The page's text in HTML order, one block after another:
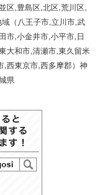
区,豊島区,北区,荒川区,
（八王子市,立川市,武
市,小金井市,小平市,日
大和市,清瀬市,東久留米
,西東京市,西多摩郡）神
県